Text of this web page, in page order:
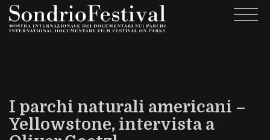
Salta
I parchi naturali americani –
Yellowstone, intervista a